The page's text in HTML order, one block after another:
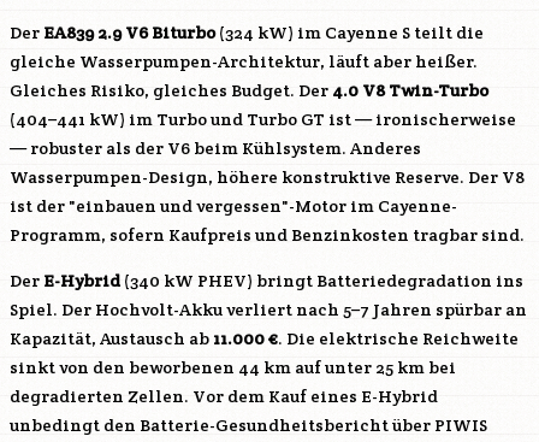
Der EA839 2.9 V6 Biturbo(324 kW) im Cayenne S teilt die
gleiche Wasserpumpen-Architektur, läuft aber heißer.
Gleiches Risiko, gleiches Budget. Der 4.0 V8 Twin-Turbo
(404–441 kW) im Turbo und Turbo GT ist — ironischerweise
— robuster als der V6 beim Kühlsystem. Anderes
Wasserpumpen-Design, höhere konstruktive Reserve. Der V8
ist der "einbauen und vergessen"-Motor im Cayenne-
Programm, sofern Kaufpreis und Benzinkosten tragbar sind.
Der E-Hybrid (340 kW PHEV) bringt Batteriedegradation ins
Spiel. Der Hochvolt-Akku verliert nach 5–7 Jahren spürbar an
Kapazität, Austausch ab 11.000 €. Die elektrische Reichweite
sinkt von den beworbenen 44 km auf unter 25 km bei
degradierten Zellen. Vor dem Kauf eines E-Hybrid
unbedingt den Batterie-Gesundheitsbericht über PIWIS